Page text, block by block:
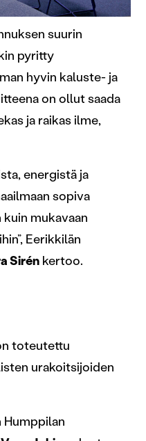
suurin
pyritty
hyvin kaluste- ja
on ollut saada
ja raikas ilme,
energistä ja
sopiva
mukavaan
Eerikkilän
Sirén kertoo.
toteutettu
urakoitsijoiden
Humppilan